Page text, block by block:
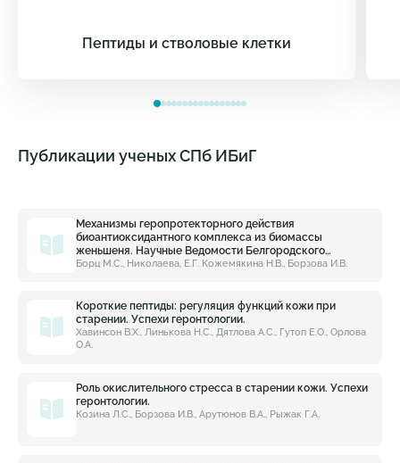
Пептиды и стволовые клетки
Публикации ученых СПб ИБиГ
Механизмы геропротекторного действия
биоантиоксидантного комплекса из биомассы
женьшеня. Научные Ведомости Белгородского
государственного университета.
Борц М.С., Николаева, Е.Г. Кожемякина Н.В., Борзова И.В.
Короткие пептиды: регуляция функций кожи при
старении. Успехи геронтологии.
Хавинсон В.Х., Линькова Н.С., Дятлова А.С., Гутоп Е.О., Орлова
О.А.
Роль окислительного стресса в старении кожи. Успехи
геронтологии.
Козина Л.С., Борзова И.В., Арутюнов В.А., Рыжак Г.А.